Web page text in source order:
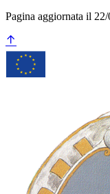
Pagina aggiornata il